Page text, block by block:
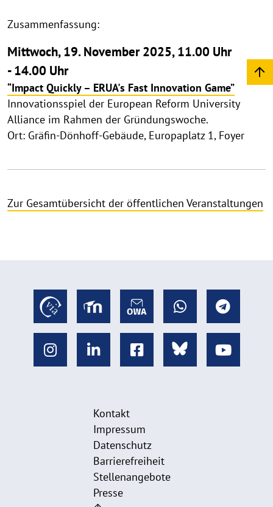
Zusammenfassung:
Mittwoch, 19. November 2025, 11.00 Uhr
- 14.00 Uhr
“Impact Quickly – ERUA's Fast Innovation Game”
Innovationsspiel der European Reform University
Alliance im Rahmen der Gründungswoche.
Ort: Gräfin-Dönhoff-Gebäude, Europaplatz 1, Foyer
Zur Gesamtübersicht der öffentlichen Veranstaltungen
Kontakt
Impressum
Datenschutz
Barrierefreiheit
Stellenangebote
Presse